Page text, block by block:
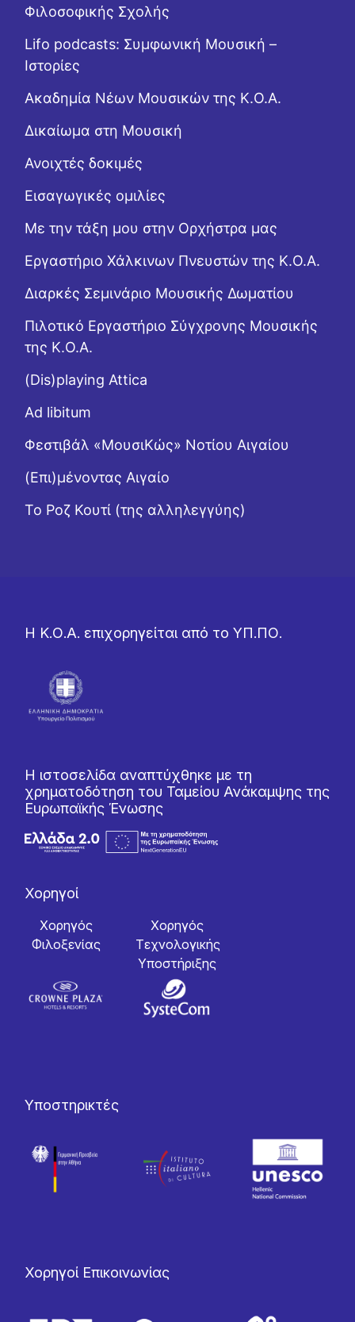
Φιλοσοφικής Σχολής
Lifo podcasts: Συμφωνική Μουσική –
Ιστορίες
Ακαδημία Νέων Μουσικών της Κ.Ο.Α.
Δικαίωμα στη Μουσική
Ανοιχτές δοκιμές
Εισαγωγικές ομιλίες
Με την τάξη μου στην Ορχήστρα μας
Εργαστήριo Χάλκινων Πνευστών της Κ.Ο.Α.
Διαρκές Σεμινάριο Μουσικής Δωματίου
Πιλοτικό Εργαστήριο Σύγχρονης Μουσικής
της Κ.Ο.Α.
(Dis)playing Attica
Ad libitum
Φεστιβάλ «ΜουσιΚώς» Νοτίου Αιγαίου
(Επι)μένοντας Αιγαίο
Το Ροζ Κουτί (της αλληλεγγύης)
Η Κ.Ο.Α. επιχορηγείται από το ΥΠ.ΠΟ.
Η ιστοσελίδα αναπτύχθηκε με τη
χρηματοδότηση του Ταμείου Ανάκαμψης της
Ευρωπαϊκής Ένωσης
Χορηγοί
Χορηγός
Φιλοξενίας
Χορηγός
Tεχνολογικής
Yποστήριξης
Υποστηρικτές
Χορηγοί Επικοινωνίας